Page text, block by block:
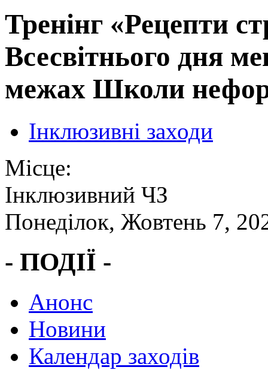
Тренінг «Рецепти
Всесвітнього дня
межах Школи
Інклюзивні заходи
Місце:
Інклюзивний ЧЗ
Понеділок, Жовтень 7,
- ПОДІЇ -
Анонс
Новини
Календар заходів